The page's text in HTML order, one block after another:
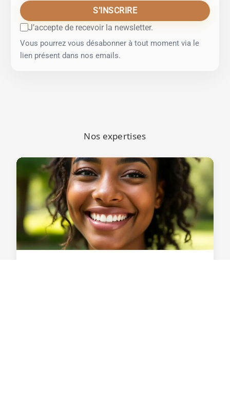
J’accepte de recevoir la newsletter.
S’INSCRIRE
Vous pourrez vous désabonner à tout moment via le
lien présent dans nos emails.
Nos expertises